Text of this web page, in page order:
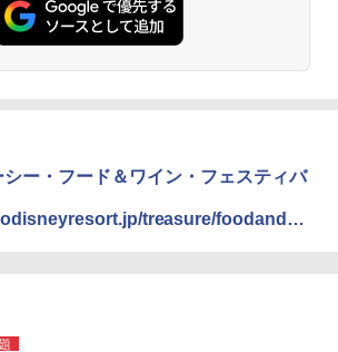
ー・フード＆ワイン・フェスティバ
treasure/foodandwi